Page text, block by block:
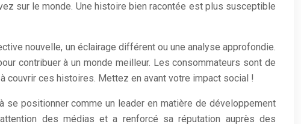
sur le monde. Une histoire bien racontée est plus susceptible
nouvelle, un éclairage différent ou une analyse approfondie.
contribuer à un monde meilleur. Les consommateurs sont de
ces histoires. Mettez en avant votre impact social !
positionner comme un leader en matière de développement
des médias et a renforcé sa réputation auprès des